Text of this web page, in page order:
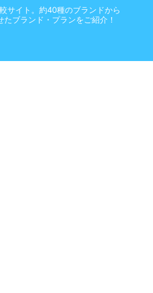
サイト。約40種のブランドから
ブランド・プランをご紹介！